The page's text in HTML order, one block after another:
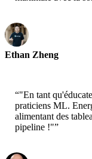
Ethan Zheng
“"En tant
praticiens ML.
alimentant des
pipeline !"”